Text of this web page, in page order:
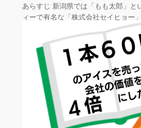
あらすじ 新潟県では「もも太郎」と
ィーで有名な「株式会社セイヒョー